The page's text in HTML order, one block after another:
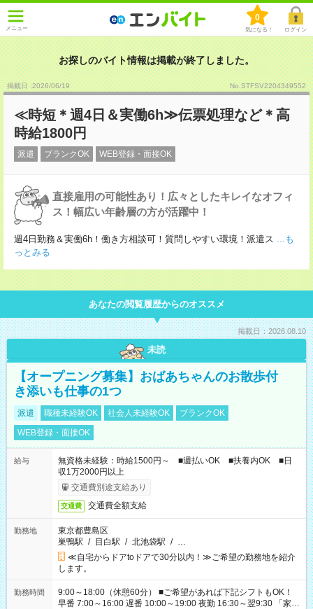
メニュー
0
気になる！ ログイン
お探しのバイト情報は掲載が終了しました。
掲載日 :2026/06/19 No.STFSV2204349552
≪時短＊週4日＆実働6h≫伝票処理など＊高
時給1800円
派遣 ブランクOK WEB登録・面接OK
直接雇用の可能性あり！広々としたキレイなオフィ
ス！幅広い年齢層の方が活躍中！
週4日勤務＆実働6h！働き方相談可！質問しやすい環境！派遣ス ...も
っとみる
あなたの閲覧履歴からのオススメ
掲載日：2026.08.10
未読
【オープニング募集】おばあちゃんのお散歩付
き添いも仕事の1つ
派遣 職種未経験OK 社会人未経験OK
ブランクOK
WEB登録・面接OK
給与
無資格未経験：時給1500円～ ■週払いOK ■扶養内OK ■日
収1万2000円以上
交通費別途支給あり
交通費 交通費全額支給
勤務地
東京都豊島区
巣鴨駅 / 目白駅 / 北池袋駅 / …
≪自宅からドアtoドアで30分以内！≫ご希望の勤務地を紹介
します。
勤務時間
9:00～18:00（休憩60分） ■ご希望があれば下記シフトもOK！
早番 7:00～16:00 遅番 10:00～19:00 夜勤 16:30～翌9:30 「家族